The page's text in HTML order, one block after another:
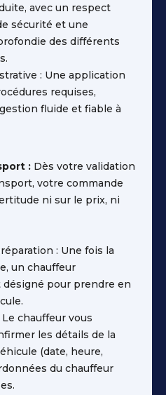
avec un respect
sécurité et une
des différents
: Une application
requises,
fluide et fiable à
: Dès votre validation
votre commande
ni sur le prix, ni
: Une fois la
un chauffeur
pour prendre en
chauffeur vous
les détails de la
(date, heure,
du chauffeur